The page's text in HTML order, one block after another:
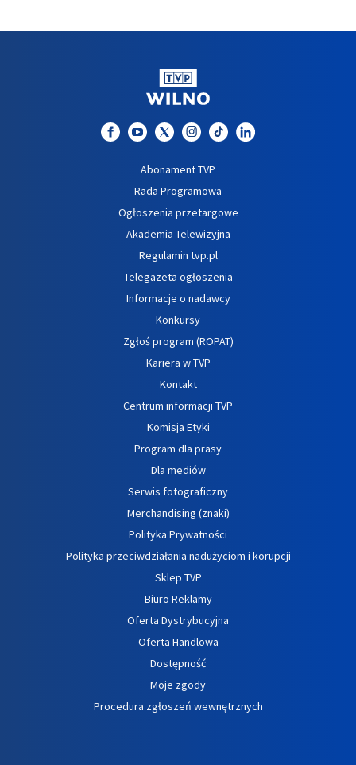
Abonament TVP
Rada Programowa
Ogłoszenia przetargowe
Akademia Telewizyjna
Regulamin tvp.pl
Telegazeta ogłoszenia
Informacje o nadawcy
Konkursy
Zgłoś program (ROPAT)
Kariera w TVP
Kontakt
Centrum informacji TVP
Komisja Etyki
Program dla prasy
Dla mediów
Serwis fotograficzny
Merchandising (znaki)
Polityka Prywatności
Polityka przeciwdziałania nadużyciom i korupcji
Sklep TVP
Biuro Reklamy
Oferta Dystrybucyjna
Oferta Handlowa
Dostępność
Moje zgody
Procedura zgłoszeń wewnętrznych